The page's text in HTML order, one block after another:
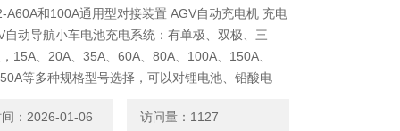
A60A和100A通用型对接装置 AGV自动充电机 充电
自动导航小车电池充电系统：有单极、双极、三
15A、20A、35A、60A、80A、100A、150A、
等多种规格型号选择，可以对锂电池、铅酸电
：2026-01-06
访问量：1127